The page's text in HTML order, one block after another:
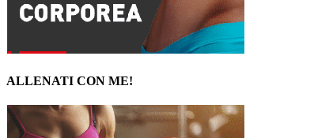
ALLENATI CON ME!